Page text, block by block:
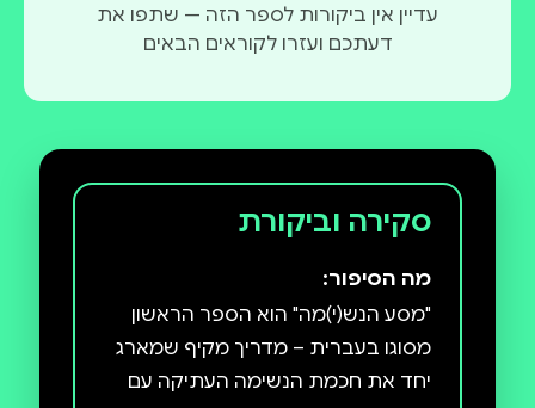
עדיין אין ביקורות לספר הזה — שתפו את
דעתכם ועזרו לקוראים הבאים
סקירה וביקורת
מה הסיפור:
"מסע הנש(י)מה" הוא הספר הראשון
מסוגו בעברית – מדריך מקיף שמארג
יחד את חכמת הנשימה העתיקה עם